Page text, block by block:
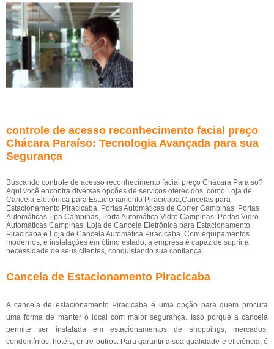
controle de acesso reconhecimento facial preço
Chácara Paraíso: Tecnologia Avançada para sua
Segurança
Buscando controle de acesso reconhecimento facial preço Chácara Paraíso?
Aqui você encontra diversas opções de serviços oferecidos, como Loja de
Cancela Eletrônica para Estacionamento Piracicaba,Cancelas para
Estacionamento Piracicaba, Portas Automáticas de Correr Campinas, Portas
Automáticas Ppa Campinas, Porta Automática Vidro Campinas, Portas Vidro
Automáticas Campinas, Loja de Cancela Eletrônica para Estacionamento
Piracicaba e Loja de Cancela Automática Piracicaba. Com equipamentos
modernos, e instalações em ótimo estado, a empresa é capaz de suprir a
necessidade de seus clientes, conquistando sua confiança.
Cancela de Estacionamento Piracicaba
A cancela de estacionamento Piracicaba é uma opção para quem procura
uma forma de manter o local com maior segurança. Isso porque a cancela
permite ser instalada em estacionamentos de shoppings, mercados,
condomínios, hotéis, entre outros. Para garantir a sua qualidade e eficiência, é